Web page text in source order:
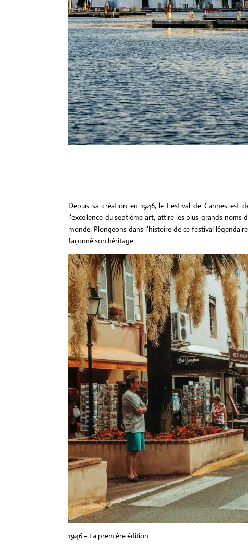
Depuis sa création en 1946, le Festival de Cannes est
l’excellence du septième art, attire les plus grands
monde. Plongeons dans l’histoire de ce festival
façonné son héritage.
1946 – La première édition